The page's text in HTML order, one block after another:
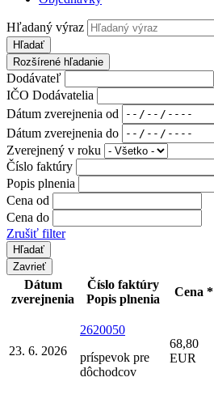
Hľadaný výraz
Hľadať
Rozšírené hľadanie
Dodávateľ
IČO Dodávatelia
Dátum zverejnenia od
Dátum zverejnenia do
Zverejnený v roku
Číslo faktúry
Popis plnenia
Cena od
Cena do
Zrušiť filter
Zavrieť
Dátum
zverejnenia
Číslo faktúry
Popis plnenia
Cena *
23. 6. 2026
2620050
príspevok pre
dôchodcov
68,80
EUR